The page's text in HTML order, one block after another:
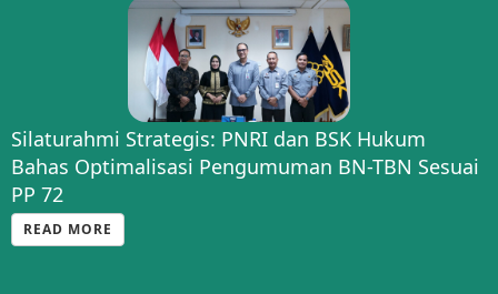
Silaturahmi Strategis: PNRI dan BSK Hukum
Bahas Optimalisasi Pengumuman BN-TBN Sesuai
PP 72
READ MORE